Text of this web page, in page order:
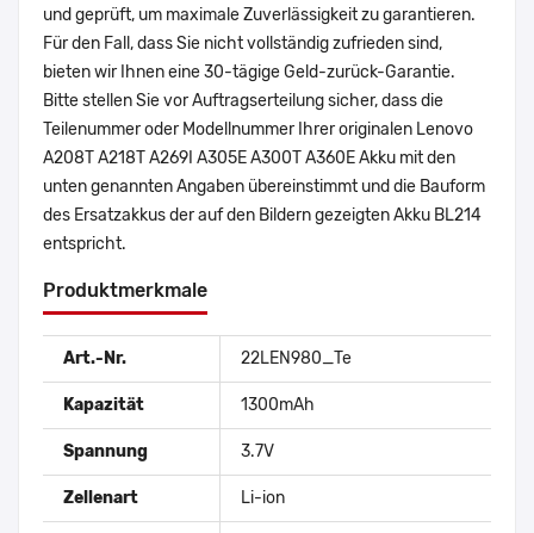
und geprüft, um maximale Zuverlässigkeit zu garantieren.
Für den Fall, dass Sie nicht vollständig zufrieden sind,
bieten wir Ihnen eine 30-tägige Geld-zurück-Garantie.
Bitte stellen Sie vor Auftragserteilung sicher, dass die
Teilenummer oder Modellnummer Ihrer originalen Lenovo
A208T A218T A269I A305E A300T A360E Akku mit den
unten genannten Angaben übereinstimmt und die Bauform
des Ersatzakkus der auf den Bildern gezeigten Akku BL214
entspricht.
Produktmerkmale
Art.-Nr. 22LEN980_Te
Kapazität 1300mAh
Spannung 3.7V
Zellenart Li-ion